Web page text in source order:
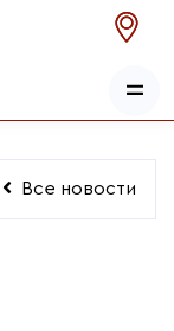
Все новости